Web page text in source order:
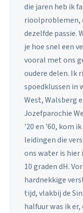
die jaren heb ik
rioolproblemen,
dezelfde passie.
je hoe snel een
vooral met ons
oudere delen. Ik
spoedklussen in
West, Walsberg
Jozefparochie
'20 en '60, kom
leidingen die
ons water is hier
10 graden dH.
hardnekkige
tijd, vlakbij de
halfuur was ik